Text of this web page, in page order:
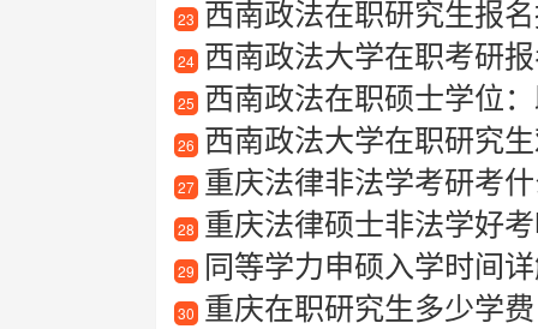
23 西南政法在职研究生报
24 西南政法大学在职考研
25 西南政法在职硕士学位
26 西南政法大学在职研究
27 重庆法律非法学考研考
28 重庆法律硕士非法学好
29 同等学力申硕入学时间
30 重庆在职研究生多少学费